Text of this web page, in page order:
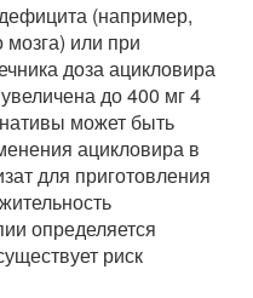
(например,
мозга) или при
доза ацикловира
до 400 мг 4
может быть
ацикловира в
для приготовления
определяется
риск